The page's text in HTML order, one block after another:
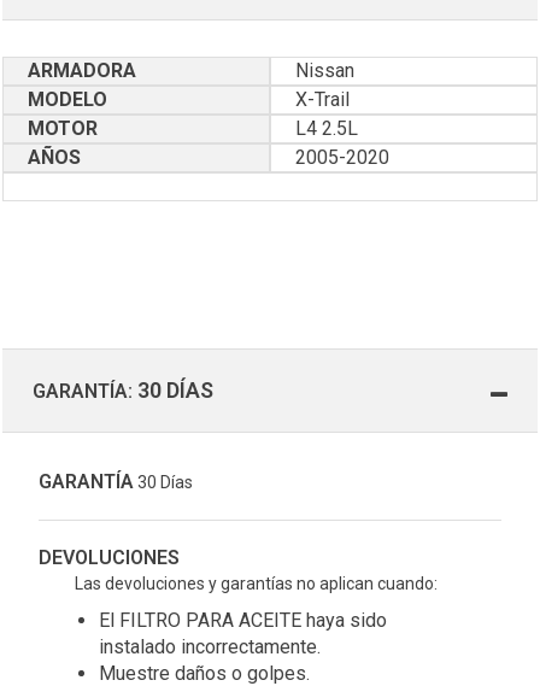
ARMADORA
Nissan
MODELO
X-Trail
MOTOR
L4 2.5L
AÑOS
2005-2020
GARANTÍA: 30 DÍAS
GARANTÍA 30 Días
DEVOLUCIONES
Las devoluciones y garantías no aplican cuando:
El FILTRO PARA ACEITE haya sido
instalado incorrectamente.
Muestre daños o golpes.